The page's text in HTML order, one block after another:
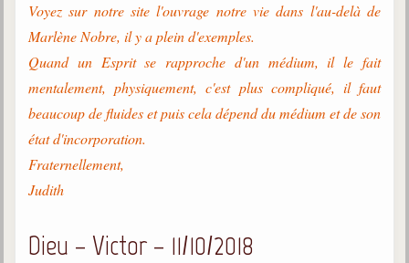
Voyez sur notre site l'ouvrage notre vie dans l'au-delà de
Marlène Nobre, il y a plein d'exemples.
Quand un Esprit se rapproche d'un médium, il le fait
mentalement, physiquement, c'est plus compliqué, il faut
beaucoup de fluides et puis cela dépend du médium et de son
état d'incorporation.
Fraternellement,
Judith
Dieu – Victor – 11/10/2018